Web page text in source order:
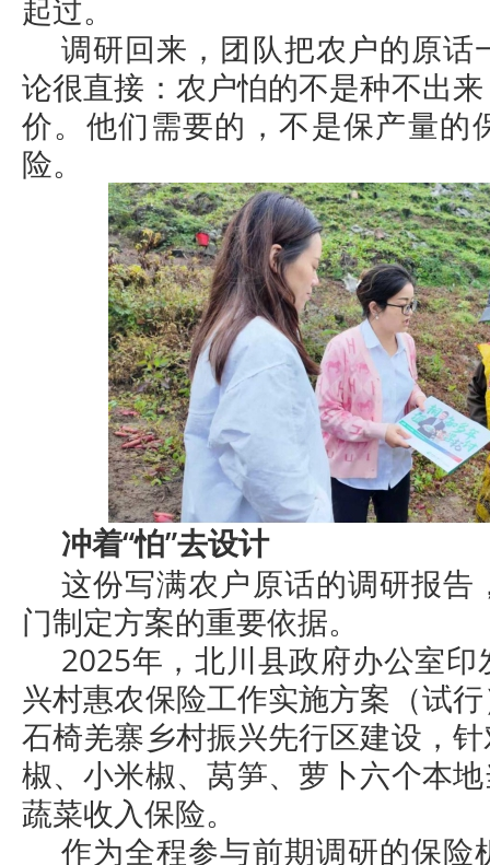
起过。
调研回来，团队把农户的原话
论很直接：农户怕的不是种不出
价。他们需要的，不是保产量的
险。
冲着“怕”去设计
这份写满农户原话的调研报告
门制定方案的重要依据。
2025年，北川县政府办公室
兴村惠农保险工作实施方案（试
石椅羌寨乡村振兴先行区建设，
椒、小米椒、莴笋、萝卜六个本
蔬菜收入保险。
作为全程参与前期调研的保险